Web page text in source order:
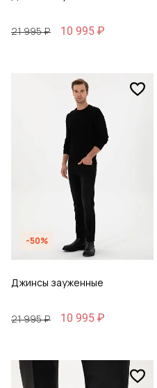
21 995 ₽ 10 995 ₽
-50%
Джинсы зауженные
21 995 ₽ 10 995 ₽